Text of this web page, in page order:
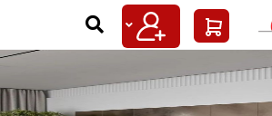
داخلی چوب
کفپوش قرنیز